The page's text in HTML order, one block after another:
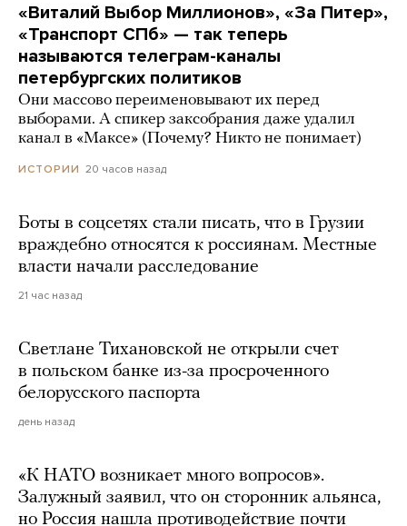
«Виталий Выбор Миллионов», «За Питер»,
«Транспорт СПб» — так теперь
называются телеграм-каналы
петербургских политиков
Они массово переименовывают их перед
выборами. А спикер заксобрания даже удалил
канал в «Максе» (Почему? Никто не понимает)
ИСТОРИИ 20 часов назад
Боты в соцсетях стали писать, что в Грузии
враждебно относятся к россиянам. Местные
власти начали расследование
21 час назад
Светлане Тихановской не открыли счет
в польском банке из-за просроченного
белорусского паспорта
день назад
«К НАТО возникает много вопросов».
Залужный заявил, что он сторонник альянса,
но Россия нашла противодействие почти